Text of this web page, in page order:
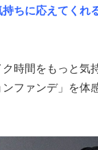
ちに応えてくれ
時間をもっと気
ンファンデ」を体